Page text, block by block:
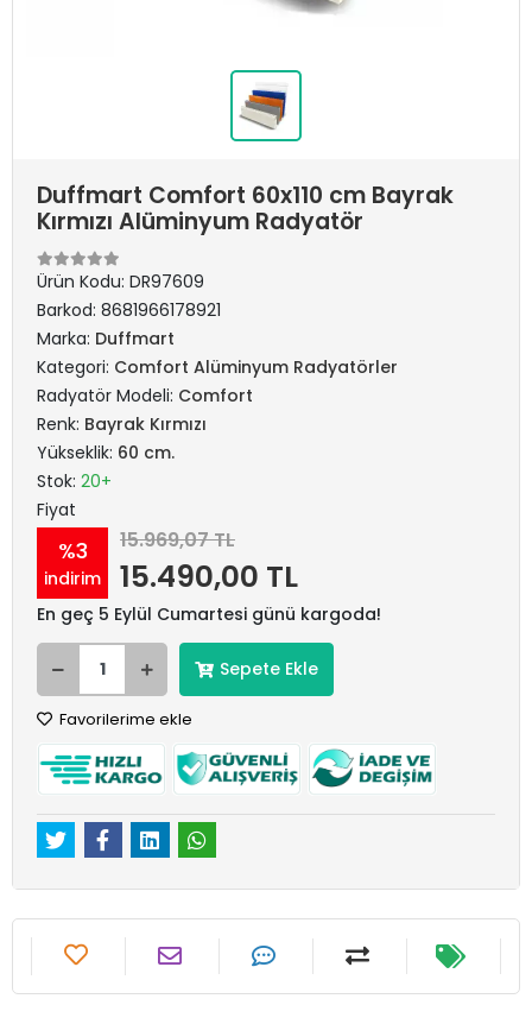
Duffmart Comfort 60x110 cm Bayrak
Kırmızı Alüminyum Radyatör
Ürün Kodu: DR97609
Barkod: 8681966178921
Marka: Duffmart
Kategori: Comfort Alüminyum Radyatörler
Radyatör Modeli: Comfort
Renk: Bayrak Kırmızı
Yükseklik: 60 cm.
Stok: 20+
Fiyat
%3
indirim
15.969,07 TL
15.490,00 TL
En geç 5 Eylül Cumartesi günü kargoda!
Sepete Ekle
Favorilerime ekle